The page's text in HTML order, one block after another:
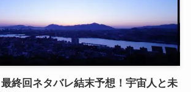
終回ネタバレ結末予想！宇宙人と未